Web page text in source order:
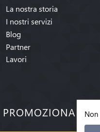
La nostra storia
I nostri servizi
Blog
Partner
Lavori
PROMOZIONALI!Non